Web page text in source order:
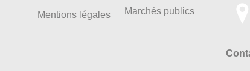
Mentions légales Marchés publics